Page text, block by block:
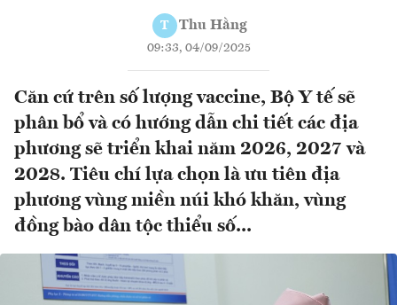
T Thu Hằng
09:33, 04/09/2025
Căn cứ trên số lượng vaccine, Bộ Y tế sẽ
phân bổ và có hướng dẫn chi tiết các địa
phương sẽ triển khai năm 2026, 2027 và
2028. Tiêu chí lựa chọn là ưu tiên địa
phương vùng miền núi khó khăn, vùng
đồng bào dân tộc thiểu số...